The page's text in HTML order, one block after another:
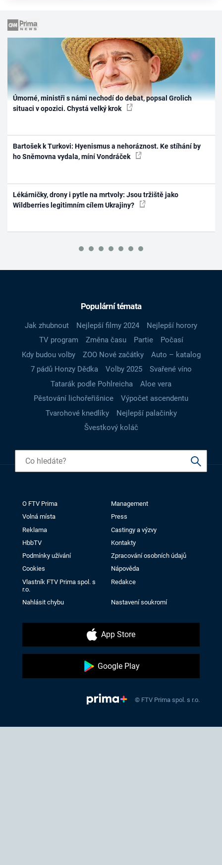
Úmorné, ministři s námi nechodí do debat, popsal Grolich
situaci v opozici. Chystá velký krok
Bartošek k Turkovi: Hyenismus a nehoráznost. Ke stíhání by
ho Sněmovna vydala, míní Vondráček
Lékárničky, drony i pytle na mrtvoly: Jsou tržiště jako
Wildberries legitimním cílem Ukrajiny?
Populární témata
Jak zhubnout Nejlepší filmy 2024
Nejlepší horory
TV program
Změna času Partie
Počasí
Kdy budou volby
ZOO Nové začátky
Auto – katalog
7 pádů Honzy Dědka
Volby 2025
Svařené víno
Tatarák podle Pohlreicha
Aloe vera
Pěstování lichořeřišnice
Výpočet ascendentu
Tvarohové knedlíky
Nejlepší palačinky
Švestkový koláč
O FTV Prima
Management
Volná místa
Press
Reklama
Castingy a výzvy
HbbTV
Kontakty
Podmínky užívání
Zpracování osobních údajů
Cookies
Nápověda
Vlastník FTV Prima spol. s
r.o.
Redakce
Nahlásit chybu Nastavení soukromí
App Store
Google Play
© FTV Prima spol. s r.o.